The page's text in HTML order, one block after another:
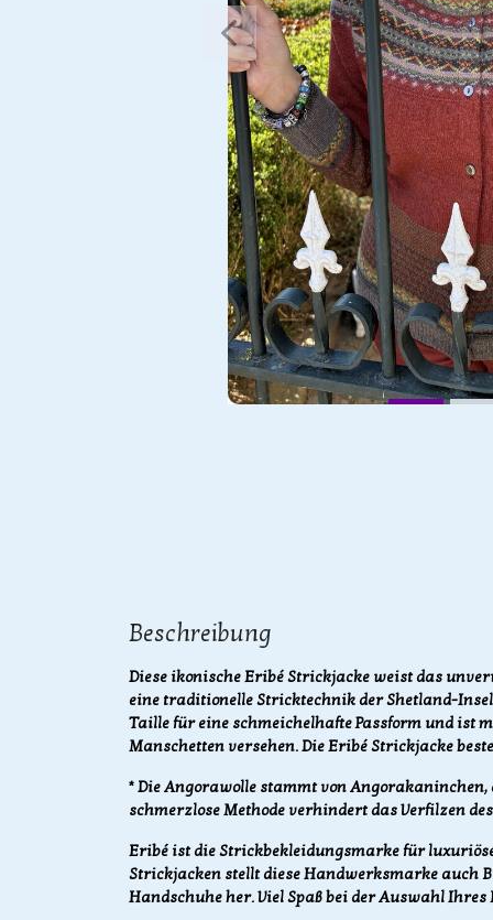
Beschreibung
Diese ikonische Eribé Strickjacke weist das
eine traditionelle Stricktechnik der Shetland-
Taille für eine schmeichelhafte Passform und ist
Manschetten versehen. Die Eribé Strickjacke
* Die Angorawolle stammt von Angorakaninchen,
schmerzlose Methode verhindert das Verfilzen
Eribé ist die Strickbekleidungsmarke für
Strickjacken stellt diese Handwerksmarke auch
Handschuhe her. Viel Spaß bei der Auswahl